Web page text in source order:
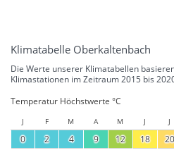
Klimatabelle Oberkaltenbach
Die Werte unserer Klimatabellen
Klimastationen im Zeitraum 2015 bis
Temperatur Höchstwerte °C
J F M A M J J
0 2 4 9 12 18 20